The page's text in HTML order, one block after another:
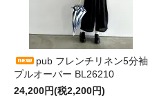
pub フレンチリネン5分袖
プルオーバー BL26210
24,200円(税2,200円)